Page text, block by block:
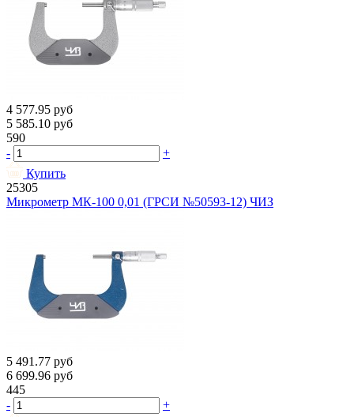
4 577.95 руб
5 585.10 руб
590
-
+
Купить
25305
Микрометр МК-100 0,01 (ГРСИ №50593-12) ЧИЗ
5 491.77 руб
6 699.96 руб
445
-
+